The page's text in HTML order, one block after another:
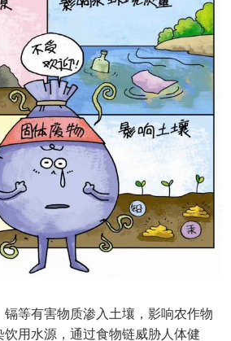
镉等有害物质渗入土壤，影响农作物
用水源，通过食物链威胁人体健